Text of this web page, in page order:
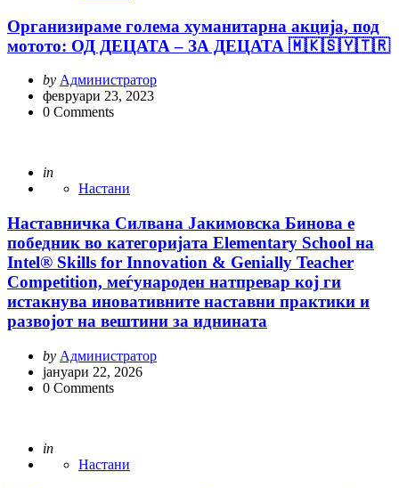
Организираме голема хуманитарна акција, под
мотото: ОД ДЕЦАТА – ЗА ДЕЦАТА 🇲🇰🇸🇾🇹🇷
Posted
by
by Администратор
февруари 23, 2023
0 Comments
Posted
in
Настани
Наставничка Силвана Јакимовска Бинова е
победник во категоријата Elementary School на
Intel® Skills for Innovation & Genially Teacher
Competition, меѓународен натпревар кој ги
истакнува иновативните наставни практики и
развојот на вештини за иднината
Posted
by
by Администратор
јануари 22, 2026
0 Comments
Posted
in
Настани